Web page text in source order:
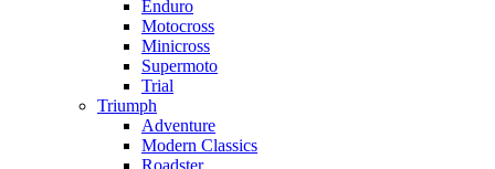
Enduro
Motocross
Minicross
Supermoto
Trial
Triumph
Adventure
Modern Classics
Roadster